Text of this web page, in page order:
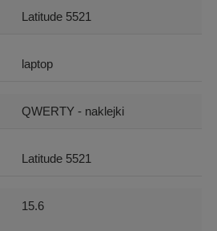
Latitude 5521
laptop
QWERTY - naklejki
Latitude 5521
15.6